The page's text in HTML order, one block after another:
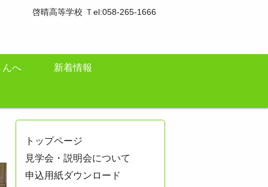
啓晴高等学校 Ｔel:058-265-1666
んへ 新着情報
トップページ
見学会・説明会について
申込用紙ダウンロード